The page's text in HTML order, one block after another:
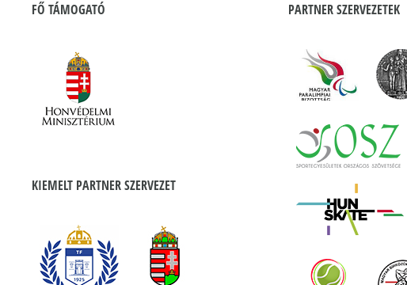
FŐ TÁMOGATÓ
KIEMELT PARTNER SZERVEZET
PARTNER SZERVEZETEK